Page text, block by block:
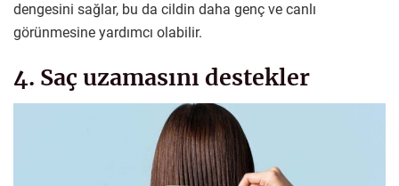
dengesini sağlar, bu da cildin daha genç ve canlı
görünmesine yardımcı olabilir.
4. Saç uzamasını destekler